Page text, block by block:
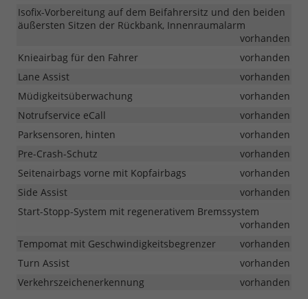
Isofix-Vorbereitung auf dem Beifahrersitz und den beiden
äußersten Sitzen der Rückbank, Innenraumalarm
vorhanden
Knieairbag für den Fahrer
vorhanden
Lane Assist
vorhanden
Müdigkeitsüberwachung
vorhanden
Notrufservice eCall
vorhanden
Parksensoren, hinten
vorhanden
Pre-Crash-Schutz
vorhanden
Seitenairbags vorne mit Kopfairbags
vorhanden
Side Assist
vorhanden
Start-Stopp-System mit regenerativem Bremssystem
vorhanden
Tempomat mit Geschwindigkeitsbegrenzer
vorhanden
Turn Assist
vorhanden
Verkehrszeichenerkennung
vorhanden